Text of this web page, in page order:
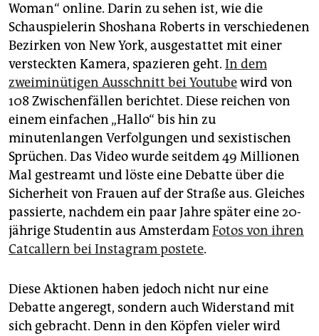
Woman“ online. Darin zu sehen ist, wie die
Schauspielerin Sho­shana Roberts in verschiedenen
Bezirken von New York, ausgestattet mit einer
versteckten Kamera, spazieren geht. In dem
zweiminütigen Ausschnitt bei Youtubewird von
108 Zwischenfällen berichtet. Diese reichen von
einem einfachen „Hallo“ bis hin zu
minutenlangen Verfolgungen und sexistischen
Sprüchen. Das Video wurde seitdem 49 Millionen
Mal gestreamt und löste eine Debatte über die
Sicherheit von Frauen auf der Straße aus. Gleiches
passierte, nachdem ein paar Jahre später eine 20-
jährige Studentin aus AmsterdamFotos von ihren
Catcallern bei Instagram postete.
Diese Aktionen haben jedoch nicht nur eine
Debatte angeregt, sondern auch Widerstand mit
sich gebracht. Denn in den Köpfen vieler wird